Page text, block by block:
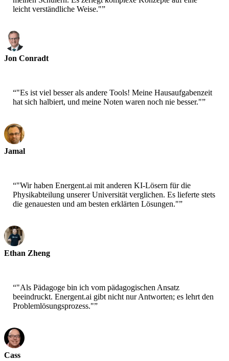
leicht verständliche Weise."”
Jon Conradt
“"Es ist viel besser als andere Tools! Meine Hausaufgabenzeit
hat sich halbiert, und meine Noten waren noch nie besser."”
Jamal
“"Wir haben Energent.ai mit anderen KI-Lösern für die
Physikabteilung unserer Universität verglichen. Es lieferte stets
die genauesten und am besten erklärten Lösungen."”
Ethan Zheng
“"Als Pädagoge bin ich vom pädagogischen Ansatz
beeindruckt. Energent.ai gibt nicht nur Antworten; es lehrt den
Problemlösungsprozess."”
Cass